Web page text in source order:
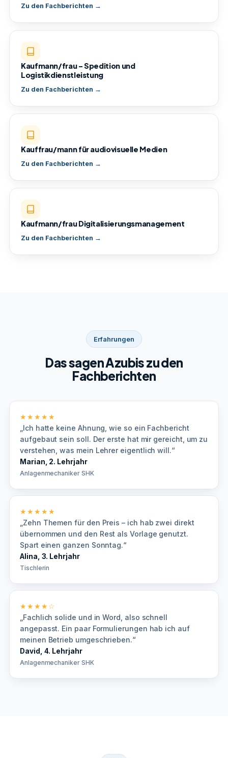
Zu den Fachberichten →
Kaufmann/frau – Spedition und
Logistikdienstleistung
Zu den Fachberichten →
Kauffrau/mann für audiovisuelle Medien
Zu den Fachberichten →
Kaufmann/frau Digitalisierungsmanagement
Zu den Fachberichten →
Erfahrungen
Das sagen Azubis zu den
Fachberichten
★★★★★
„Ich hatte keine Ahnung, wie so ein Fachbericht
aufgebaut sein soll. Der erste hat mir gereicht, um zu
verstehen, was mein Lehrer eigentlich will.“
Marian, 2. Lehrjahr
Anlagenmechaniker SHK
★★★★★
„Zehn Themen für den Preis – ich hab zwei direkt
übernommen und den Rest als Vorlage genutzt.
Spart einen ganzen Sonntag.“
Alina, 3. Lehrjahr
Tischlerin
★★★★☆
„Fachlich solide und in Word, also schnell
angepasst. Ein paar Formulierungen hab ich auf
meinen Betrieb umgeschrieben.“
David, 4. Lehrjahr
Anlagenmechaniker SHK